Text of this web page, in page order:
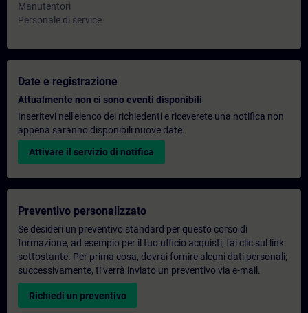
Manutentori
Personale di service
Date e registrazione
Attualmente non ci sono eventi disponibili
Inseritevi nell'elenco dei richiedenti e riceverete una notifica non
appena saranno disponibili nuove date.
Attivare il servizio di notifica
Preventivo personalizzato
Se desideri un preventivo standard per questo corso di
formazione, ad esempio per il tuo ufficio acquisti, fai clic sul link
sottostante. Per prima cosa, dovrai fornire alcuni dati personali;
successivamente, ti verrà inviato un preventivo via e-mail.
Richiedi un preventivo